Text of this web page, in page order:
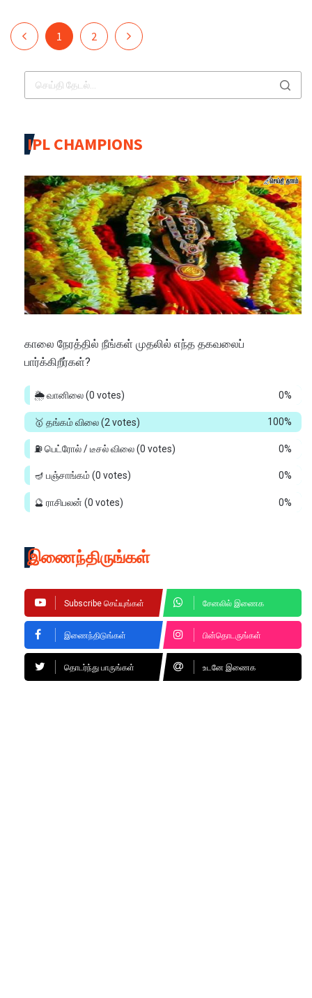
1 2
IPL CHAMPIONS
காலை நேரத்தில் நீங்கள் முதலில் எந்த தகவலைப்
பார்க்கிறீர்கள்?
0%
🌦️ வானிலை(0 votes)
100%
🥇 தங்கம் விலை(2 votes)
0%
⛽ பெட்ரோல் / டீசல் விலை(0 votes)
0%
🪔 பஞ்சாங்கம்(0 votes)
0%
🔮 ராசிபலன் (0 votes)
இணைந்திருங்கள்
Subscribe செய்யுங்கள் சேனலில் இணைக
இணைந்திடுங்கள் பின்தொடருங்கள்
தொடர்ந்து பாருங்கள் உடனே இணைக